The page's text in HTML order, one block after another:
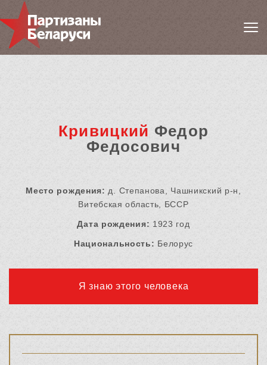
Кривицкий Федор
Федосович
Место рождения: д. Степанова, Чашникский р-н,
Витебская область, БССР
Дата рождения: 1923 год
Национальность: Белорус
Я знаю этого человека